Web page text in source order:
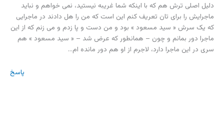
دلیل اصلی ترش هم که با اینکه شما غریبه نیستید، نمی خواهم و نباید
ماجرایش را برای تان تعریف کنم این است که من را هل دادند در ماجرایی
که یک سرش « سید مسعود » بود و من دست و پا زدم و می زنم که از این
ماجرا دور بمانم و چون – همانطور که عرض شد – « سید مسعود » هم
سری در این ماجرا دارد، لاجرم از او هم دور مانده ام…
پاسخ